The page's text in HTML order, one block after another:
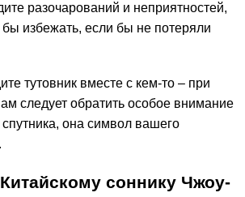
разочарований и неприятностей,
избежать, если бы не потеряли
тутовник вместе с кем-то – при
следует обратить особое внимание
она символ вашего
соннику Чжоу-